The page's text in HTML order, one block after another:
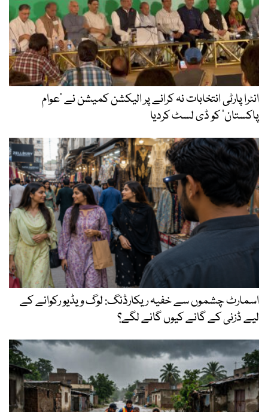
انٹرا پارٹی انتخابات نہ کرانے پر الیکشن کمیشن نے ’عوام
پاکستان‘ کو ڈی لسٹ کردیا
اسمارٹ چشموں سے خفیہ ریکارڈنگ: لوگ ویڈیو رکوانے کے
لیے ڈزنی کے گانے کیوں گانے لگے؟